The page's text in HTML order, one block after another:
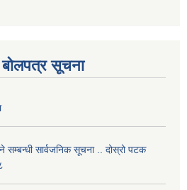
सूचना
सम्बन्धी सार्वजनिक सूचना .. दोस्रो पटक